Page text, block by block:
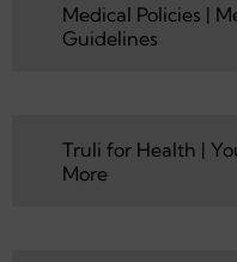
Medical Policies |
Guidelines
Truli for Health |
More